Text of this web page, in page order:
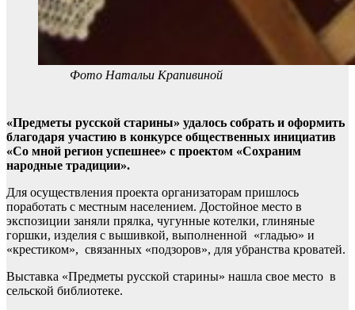
Фото Натальи Крапивиной
«Предметы русской старины» удалось собрать и оформить
благодаря участию в конкурсе общественных инициатив
«Со мной регион успешнее» с проектом «Сохраним
народные традиции».
Для осуществления проекта организаторам пришлось
поработать с местным населением. Достойное место в
экспозиции заняли прялка, чугунные котелки, глиняные
горшки, изделия с вышивкой, выполненной «гладью» и
«крестиком», связанных «подзоров», для убранства кроватей.
Выставка «Предметы русской старины» нашла свое место в
сельской библиотеке.